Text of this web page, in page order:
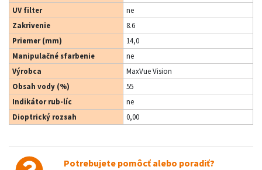
UV filter
ne
Zakrivenie
8.6
Priemer (mm)
14,0
Manipulačné sfarbenie
ne
Výrobca
MaxVue Vision
Obsah vody (%)
55
Indikátor rub-líc
ne
Dioptrický rozsah
0,00
Potrebujete pomôcť alebo poradiť?